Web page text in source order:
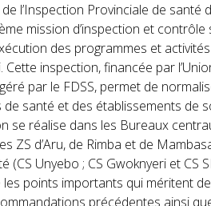
l’Inspection Provinciale de santé
mission d’inspection et
des programmes et
Cette inspection, financée par
par le FDSS, permet de
santé et des établissements de
réalise dans les Bureaux
ZS d’Aru, de Rimba et de
(CS Unyebo ; CS Gwoknyeri et CS
points importants qui méritent
précédentes ainsi